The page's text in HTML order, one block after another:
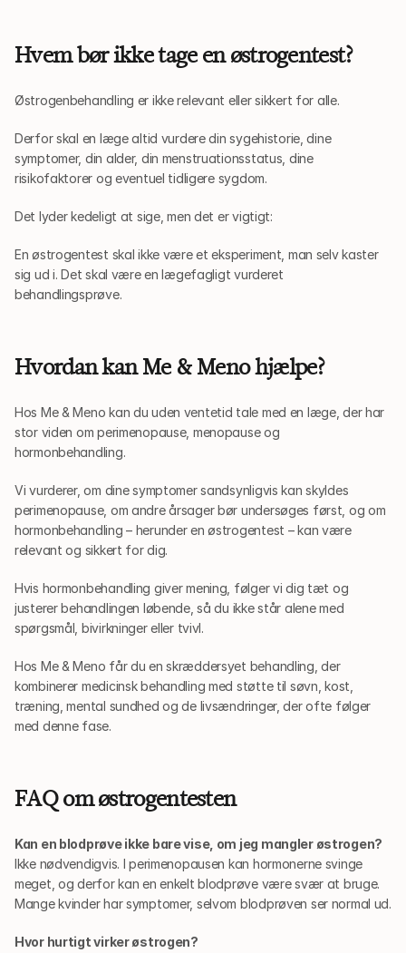
Hvem bør ikke tage en østrogentest?
Østrogenbehandling er ikke relevant eller sikkert for alle.
Derfor skal en læge altid vurdere din sygehistorie, dine
symptomer, din alder, din menstruationsstatus, dine
risikofaktorer og eventuel tidligere sygdom.
Det lyder kedeligt at sige, men det er vigtigt:
En østrogentest skal ikke være et eksperiment, man selv kaster
sig ud i. Det skal være en lægefagligt vurderet
behandlingsprøve.
Hvordan kan Me & Meno hjælpe?
Hos Me & Meno kan du uden ventetid tale med en læge, der har
stor viden om perimenopause, menopause og
hormonbehandling.
Vi vurderer, om dine symptomer sandsynligvis kan skyldes
perimenopause, om andre årsager bør undersøges først, og om
hormonbehandling – herunder en østrogentest – kan være
relevant og sikkert for dig.
Hvis hormonbehandling giver mening, følger vi dig tæt og
justerer behandlingen løbende, så du ikke står alene med
spørgsmål, bivirkninger eller tvivl.
Hos Me & Meno får du en skræddersyet behandling, der
kombinerer medicinsk behandling med støtte til søvn, kost,
træning, mental sundhed og de livsændringer, der ofte følger
med denne fase.
FAQ om østrogentesten
Kan en blodprøve ikke bare vise, om jeg mangler østrogen?
Ikke nødvendigvis. I perimenopausen kan hormonerne svinge
meget, og derfor kan en enkelt blodprøve være svær at bruge.
Mange kvinder har symptomer, selvom blodprøven ser normal ud.
Hvor hurtigt virker østrogen?